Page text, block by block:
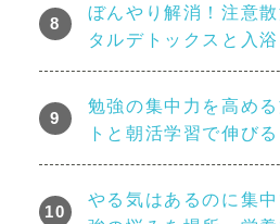
ぼんやり解消！注意
タルデトックスと入
勉強の集中力を高め
トと朝活学習で伸びる
やる気はあるのに集